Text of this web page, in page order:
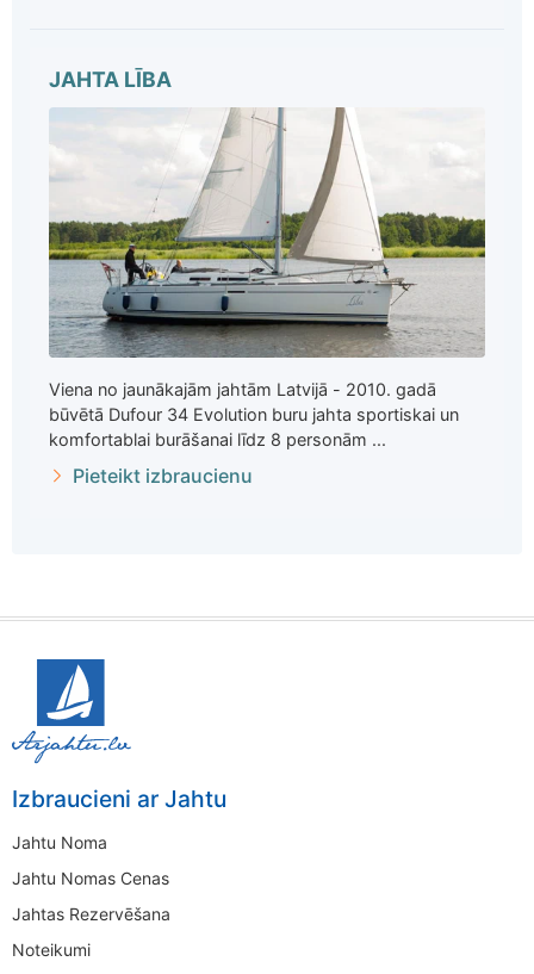
JAHTA LĪBA
Viena no jaunākajām jahtām Latvijā - 2010. gadā
būvētā Dufour 34 Evolution buru jahta sportiskai un
komfortablai burāšanai līdz 8 personām ...
Pieteikt izbraucienu
Izbraucieni ar Jahtu
Jahtu Noma
Jahtu Nomas Cenas
Jahtas Rezervēšana
Noteikumi